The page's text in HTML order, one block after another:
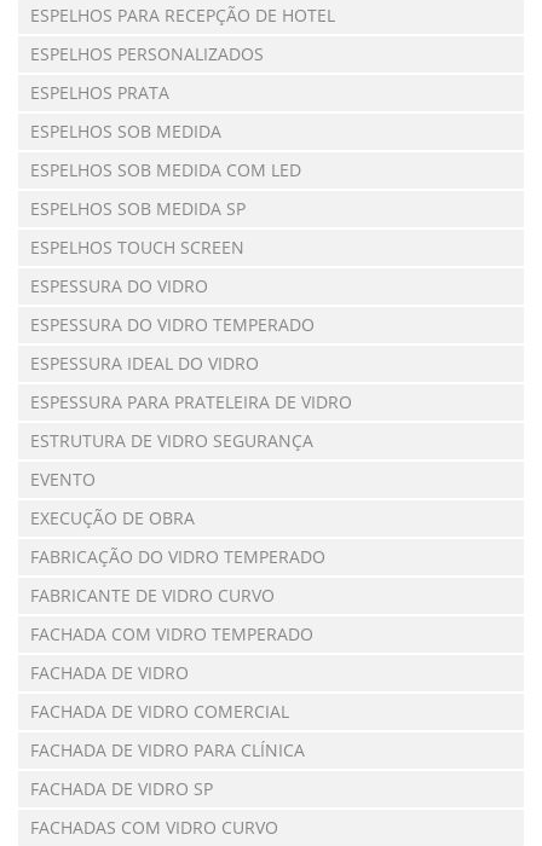
ESPELHOS PARA RECEPÇÃO DE HOTEL
ESPELHOS PERSONALIZADOS
ESPELHOS PRATA
ESPELHOS SOB MEDIDA
ESPELHOS SOB MEDIDA COM LED
ESPELHOS SOB MEDIDA SP
ESPELHOS TOUCH SCREEN
ESPESSURA DO VIDRO
ESPESSURA DO VIDRO TEMPERADO
ESPESSURA IDEAL DO VIDRO
ESPESSURA PARA PRATELEIRA DE VIDRO
ESTRUTURA DE VIDRO SEGURANÇA
EVENTO
EXECUÇÃO DE OBRA
FABRICAÇÃO DO VIDRO TEMPERADO
FABRICANTE DE VIDRO CURVO
FACHADA COM VIDRO TEMPERADO
FACHADA DE VIDRO
FACHADA DE VIDRO COMERCIAL
FACHADA DE VIDRO PARA CLÍNICA
FACHADA DE VIDRO SP
FACHADAS COM VIDRO CURVO